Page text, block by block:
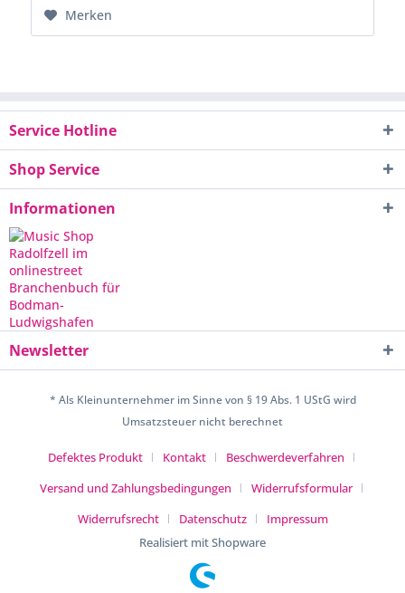
Merken
Service Hotline
Shop Service
Informationen
Newsletter
* Als Kleinunternehmer im Sinne von § 19 Abs. 1 UStG wird
Umsatzsteuer nicht berechnet
Defektes Produkt Kontakt
Beschwerdeverfahren
Versand und Zahlungsbedingungen
Widerrufsformular
Widerrufsrecht
Datenschutz
Impressum
Realisiert mit Shopware